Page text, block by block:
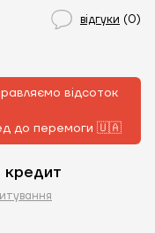
відгуки (0)
відсоток
до перемоги 🇺🇦
кредит